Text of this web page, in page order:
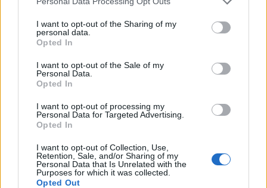
I want to opt-out of the Sharing of my
personal data.
Opted In
I want to opt-out of the Sale of my
Personal Data.
Opted In
I want to opt-out of processing my
Personal Data for Targeted Advertising.
Opted In
I want to opt-out of Collection, Use,
Retention, Sale, and/or Sharing of my
Personal Data that Is Unrelated with the
Purposes for which it was collected.
Opted Out
Πώς η AI φέρνει μισθούς άνω των 100.000
δολαρίων σε υδραυλικούς και
ηλεκτρολόγους
Μπορεί η τεχνητή νοημοσύνη να απειλεί χιλιάδες παραδοσιακές
θέσεις εργασίας γραφείου, παράλληλα όμως δημιουργεί ένα νέο
κύμα επαγγελματικών ευκαιριών για ηλεκτρολόγους, υδραυλικούς,
αποδοχές σε αρκετές περιπτώσεις να ξεπερνούν τα 100.000
δολάρια.